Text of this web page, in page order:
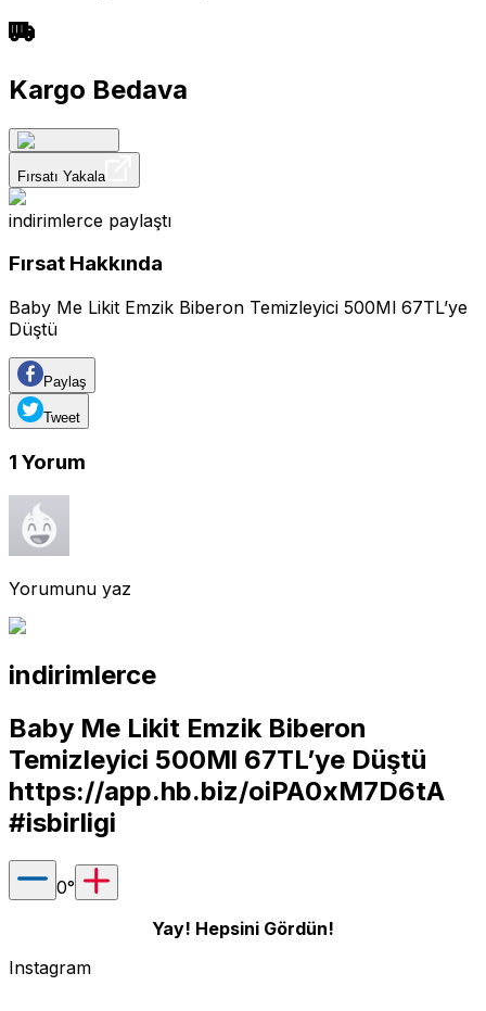
Kargo Bedava
Fırsatı Yakala
indirimlerce paylaştı
Fırsat Hakkında
Baby Me Likit Emzik Biberon Temizleyici 500Ml 67TL’ye
Düştü
Paylaş
Tweet
1 Yorum
Yorumunu yaz
indirimlerce
Baby Me Likit Emzik Biberon
Temizleyici 500Ml 67TL’ye Düştü
https://app.hb.biz/oiPA0xM7D6tA
#isbirligi
0°
Yay! Hepsini Gördün!
Instagram